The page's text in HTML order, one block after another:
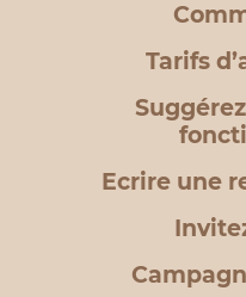
Tarifs
Ecrire une